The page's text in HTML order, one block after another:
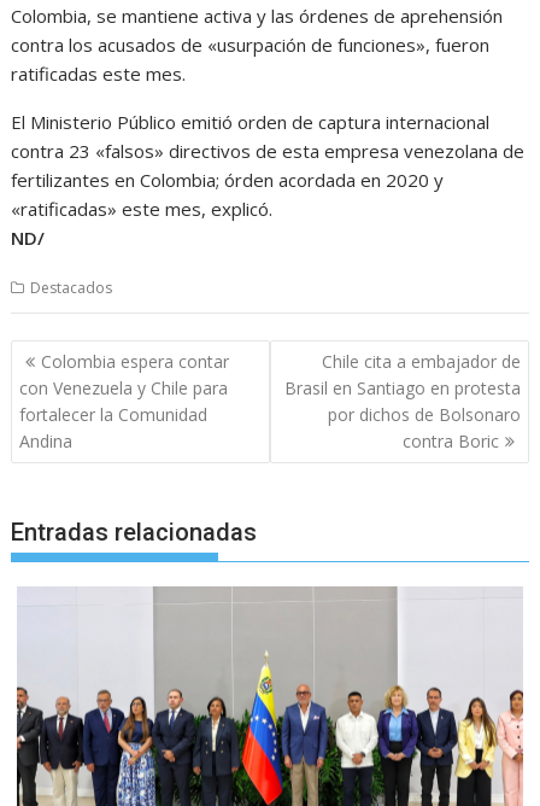
Colombia, se mantiene activa y las órdenes de aprehensión
contra los acusados de «usurpación de funciones», fueron
ratificadas este mes.
El Ministerio Público emitió orden de captura internacional
contra 23 «falsos» directivos de esta empresa venezolana de
fertilizantes en Colombia; órden acordada en 2020 y
«ratificadas» este mes, explicó.
ND/
Destacados
Navegación
de
entradas
Colombia espera contar
con Venezuela y Chile para
fortalecer la Comunidad
Andina
Chile cita a embajador de
Brasil en Santiago en protesta
por dichos de Bolsonaro
contra Boric
Entradas relacionadas